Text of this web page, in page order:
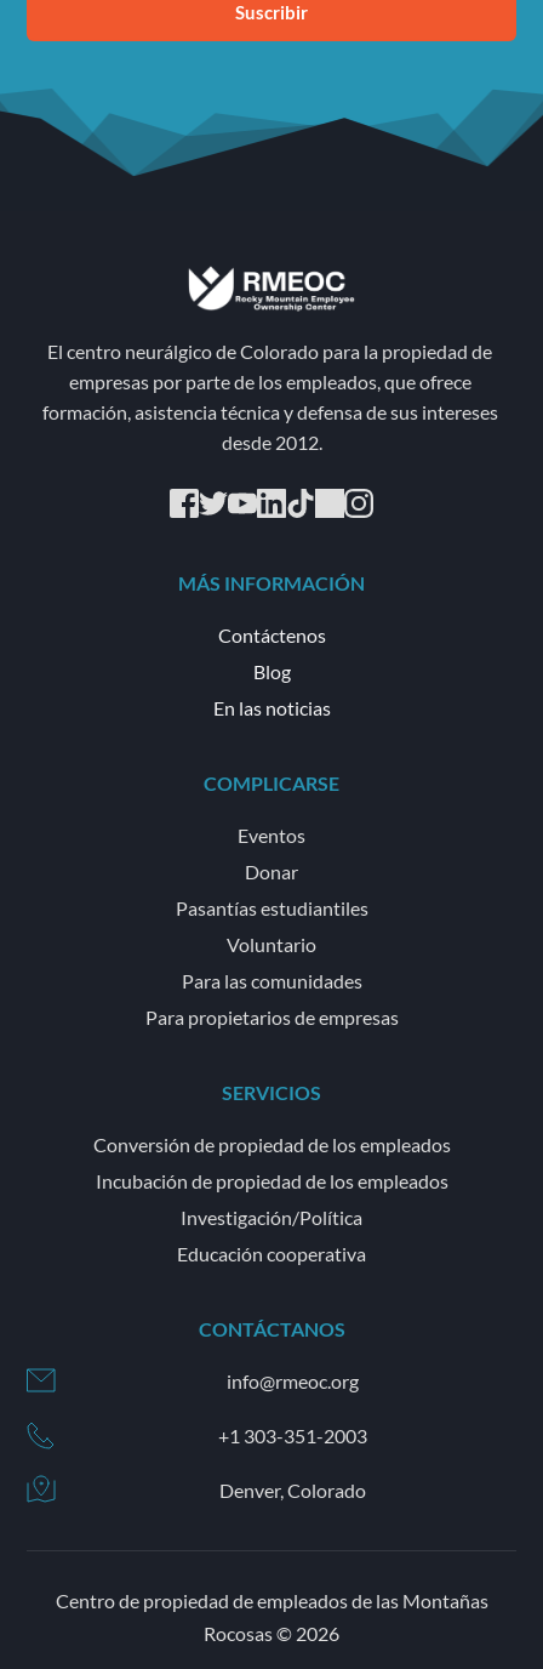
Suscribir
El centro neurálgico de Colorado para la propiedad de
empresas por parte de los empleados, que ofrece
formación, asistencia técnica y defensa de sus intereses
desde 2012.
MÁS INFORMACIÓN
Contáctenos
Blog
En las noticias
COMPLICARSE
Eventos
Donar
Pasantías estudiantiles
Voluntario
Para las comunidades
Para propietarios de empresas
SERVICIOS
Conversión de propiedad de los empleados
Incubación de propiedad de los empleados
Investigación/Política
Educación cooperativa
CONTÁCTANOS
info@rmeoc.org
+1 303-351-2003
Denver, Colorado
Centro de propiedad de empleados de las Montañas
Rocosas © 2026